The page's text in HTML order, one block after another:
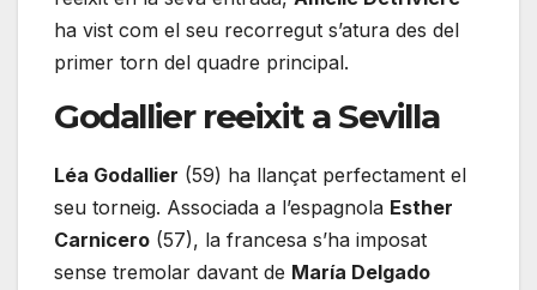
ha vist com el seu recorregut s’atura des del
primer torn del quadre principal.
Godallier reeixit a Sevilla
Léa Godallier (59) ha llançat perfectament el
seu torneig. Associada a l’espagnola Esther
Carnicero (57), la francesa s’ha imposat
sense tremolar davant de María Delgado